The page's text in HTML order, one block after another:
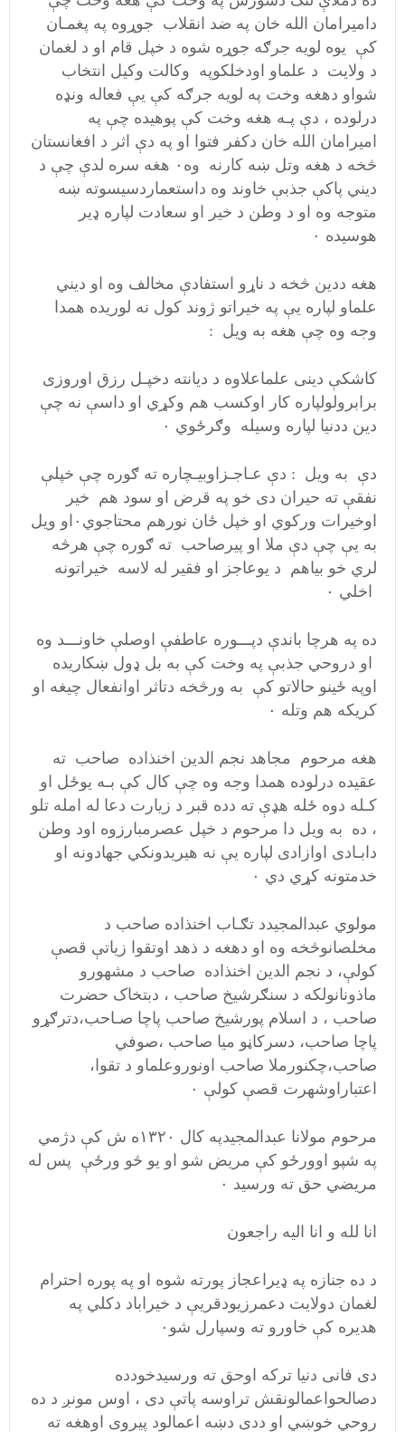
دامیرامان الله خان په ضد انقلاب جوړوه په پغمـان
کې یوه لویه جرګه جوړه شوه د خپل قام او د لغمان
د ولایت د علماو اودخلکوپه وکالت وکیل انتخاب
شواو دهغه وخت په لویه جرګه کې یې فعاله ونډه
درلوده ، دې پـه هغه وخت کې پوهیده چې په
امیرامان الله خان دکفر فتوا او په دې اثر د افغانستان
څخه د هغه وتل ښه کارنه وه۰ هغه سره لدې چې د
دیني پاکې جذبې خاوند وه داستعماردسیسوته ښه
متوجه وه او د وطن د خیر او سعادت لپاره ډیر
هوسیده ۰
هغه ددین څخه د ناړو استفادې مخالف وه او دیني
علماو لپاره یې په خیراتو ژوند کول نه لوریده همدا
وجه وه چې هغه به ویل :
کاشکې دینی علماعلاوه د دیانته دخپـل رزق اوروزی
برابرولولپاره کار اوکسب هم وکړي او داسې نه چې
دین ددنیا لپاره وسیله وګرځوي ۰
دې به ویل : دې عـاجـزاوبیـچاره ته ګوره چې خپلې
نفقې ته حیران دی خو په قرض او سود هم خیر
اوخیرات ورکوي او خپل ځان نورهم محتاجوي۰او ویل
به یې چې دې ملا او پیرصاحب ته ګوره چې هرڅه
لري خو بیاهم د یوعاجز او فقیر له لاسه خیراتونه
اخلي ۰
ده په هرچا باندې دپـــوره عاطفې اوصلې خاونـــد وه
او دروحي جذبې په وخت کې به بل ډول ښکاریده
اوپه ځینو حالاتو کې به ورڅخه دتاثر اوانفعال چیغه او
کریکه هم وتله ۰
هغه مرحوم مجاهد نجم الدین اخنذاده صاحب ته
عقیده درلوده همدا وجه وه چې کال کې بـه یوځل او
کـله دوه ځله هډې ته دده قبر د زیارت دعا له امله تلو
، ده به ویل دا مرحوم د خپل عصرمبارزوه اود وطن
دابـادی اوازادی لپاره یې نه هیریدونکي جهادونه او
خدمتونه کړي دي ۰
مولوي عبدالمجیدد تګـاب اخنذاده صاحب د
مخلصانوڅخه وه او دهغه د ذهد اوتقوا زیاتې قصې
کولې، د نجم الدین اخنذاده صاحب د مشهورو
ماذونانولکه د سنګرشیخ صاحب ، دبتخاک حضرت
صاحب ، د اسلام پورشیخ صاحب پاچا صـاحب،دترګړو
پاچا صاحب، دسرکاڼو میا صاحب ،صوفي
صاحب،چکنورملا صاحب اونوروعلماو د تقوا،
اعتباراوشهرت قصې کولې ۰
مرحوم مولانا عبدالمجیدپه کال ۱۳۲۰ه ش کې دژمي
په شپو اوورځو کې مریض شو او یو څو ورځې پس له
مریضي حق ته ورسید ۰
انا لله و انا الیه راجعون
د ده جنازه په ډیراعجاز پورته شوه او په پوره احترام
لغمان دولایت دعمرزیودقریې د خیراباد دکلي په
هدیره کې خاورو ته وسپارل شو۰
دی فانی دنیا ترکه اوحق ته ورسیدخودده
دصالحواعمالونقش تراوسه پاتې دی ، اوس مونږ د ده
روحي خوښي او ددی دښه اعمالود پیروی اوهغه ته